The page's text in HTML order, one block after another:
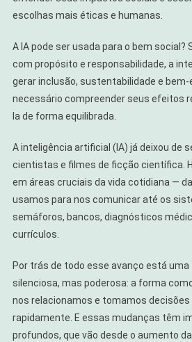
escolhas mais éticas e humanas.
A IA pode ser usada para o bem social?
com propósito e responsabilidade, a
gerar inclusão, sustentabilidade e bem-
necessário compreender seus efeitos
la de forma equilibrada.
A inteligência artificial (IA) já deixou de
cientistas e filmes de ficção científica.
em áreas cruciais da vida cotidiana —
usamos para nos comunicar até os
semáforos, bancos, diagnósticos
currículos.
Por trás de todo esse avanço está
silenciosa, mas poderosa: a forma
nos relacionamos e tomamos
rapidamente. E essas mudanças têm
profundos, que vão desde o aumento